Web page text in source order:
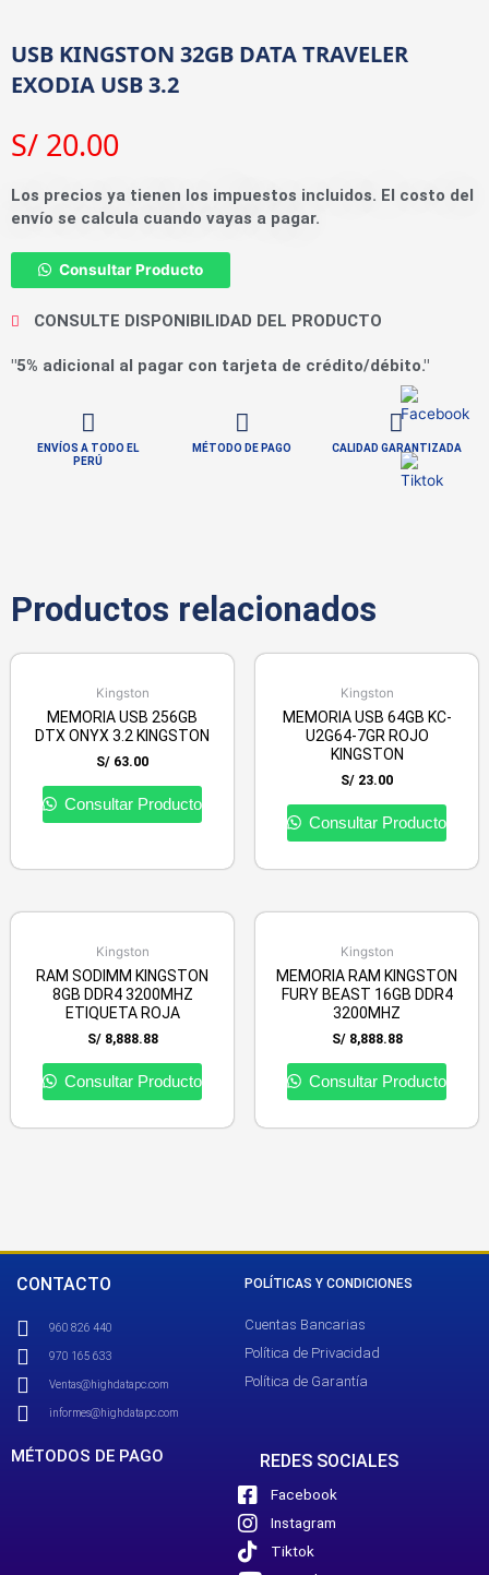
USB KINGSTON 32GB DATA TRAVELER
EXODIA USB 3.2
S/ 20.00
Los precios ya tienen los impuestos incluidos. El costo del
envío se calcula cuando vayas a pagar.
Consultar Producto
CONSULTE DISPONIBILIDAD DEL PRODUCTO
"5% adicional al pagar con tarjeta de crédito/débito."
ENVÍOS A TODO EL
PERÚ
MÉTODO DE PAGO CALIDAD GARANTIZADA
Productos relacionados
Kingston
MEMORIA USB 256GB
DTX ONYX 3.2 KINGSTON
S/ 63.00
Consultar Producto
Kingston
MEMORIA USB 64GB KC-
U2G64-7GR ROJO
KINGSTON
S/ 23.00
Consultar Producto
Kingston
RAM SODIMM KINGSTON
8GB DDR4 3200MHZ
ETIQUETA ROJA
S/8,888.88
Consultar Producto
Kingston
MEMORIA RAM KINGSTON
FURY BEAST 16GB DDR4
3200MHZ
S/8,888.88
Consultar Producto
CONTACTO
960 826 440
970 165 633
Ventas@highdatapc.com
informes@highdatapc.com
POLÍTICAS Y CONDICIONES
Cuentas Bancarias
Política de Privacidad
Política de Garantía
MÉTODOS DE PAGO REDES SOCIALES
Facebook
Instagram
Tiktok